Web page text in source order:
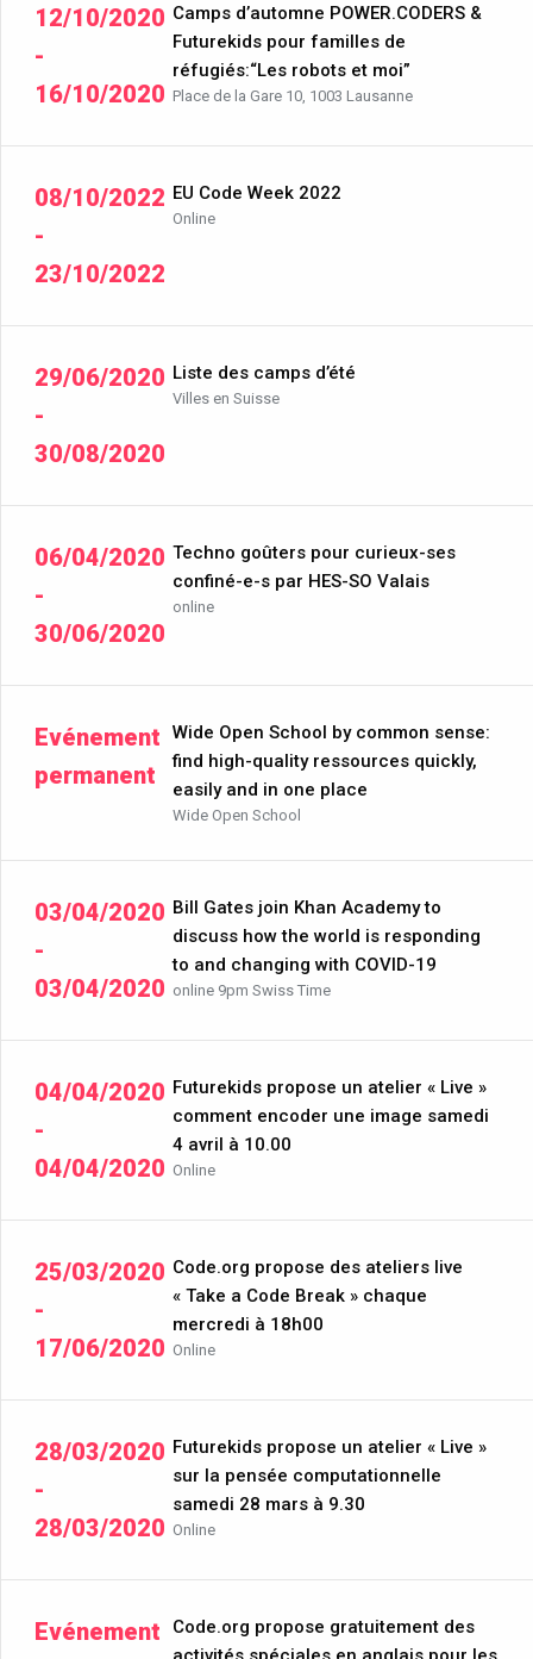
12/10/2020
-
16/10/2020
Camps d’automne POWER.CODERS &
Futurekids pour familles de
réfugiés:“Les robots et moi”
Place de la Gare 10, 1003 Lausanne
08/10/2022
-
23/10/2022
EU Code Week 2022
Online
29/06/2020
-
30/08/2020
Liste des camps d’été
Villes en Suisse
06/04/2020
-
30/06/2020
Techno goûters pour curieux-ses
confiné-e-s par HES-SO Valais
online
Evénement
permanent
Wide Open School by common sense:
find high-quality ressources quickly,
easily and in one place
Wide Open School
03/04/2020
-
03/04/2020
Bill Gates join Khan Academy to
discuss how the world is responding
to and changing with COVID-19
online 9pm Swiss Time
04/04/2020
-
04/04/2020
Futurekids propose un atelier « Live »
comment encoder une image samedi
4 avril à 10.00
Online
25/03/2020
-
17/06/2020
Code.org propose des ateliers live
« Take a Code Break » chaque
mercredi à 18h00
Online
28/03/2020
-
28/03/2020
Futurekids propose un atelier « Live »
sur la pensée computationnelle
samedi 28 mars à 9.30
Online
Evénement
Code.org propose gratuitement des